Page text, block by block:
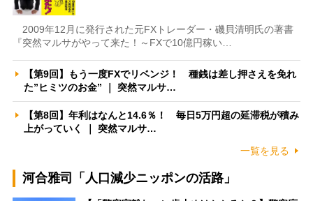
2009年12月に発行された元FXトレーダー・磯貝清明氏の著書
『突然マルサがやって来た！～FXで10億円稼い…
【第9回】もう一度FXでリベンジ！ 種銭は差し押さえを免れ
た”ヒミツのお金” ｜ 突然マルサ…
【第8回】年利はなんと14.6％！ 毎日5万円超の延滞税が積み
上がっていく ｜ 突然マルサ…
一覧を見る
河合雅司「人口減少ニッポンの活路」